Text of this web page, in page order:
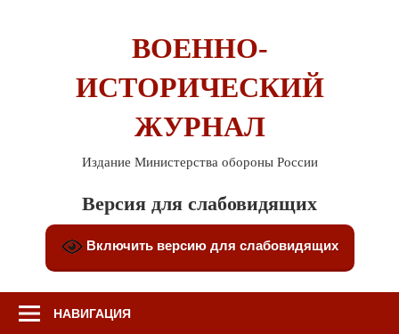
ВОЕННО-
ИСТОРИЧЕСКИЙ
ЖУРНАЛ
Издание Министерства обороны России
Версия для слабовидящих
Включить версию для слабовидящих
НАВИГАЦИЯ